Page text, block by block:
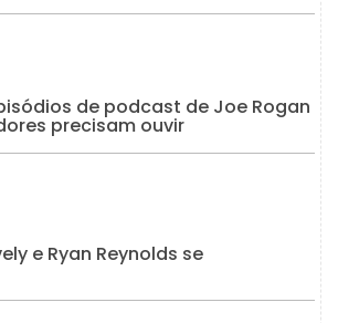
de podcast de Joe Rogan
precisam ouvir
e Ryan Reynolds se